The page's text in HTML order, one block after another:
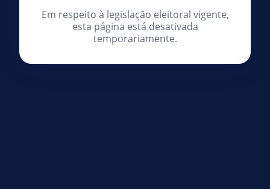
Em respeito à legislação eleitoral vigente,
esta página está desativada
temporariamente.